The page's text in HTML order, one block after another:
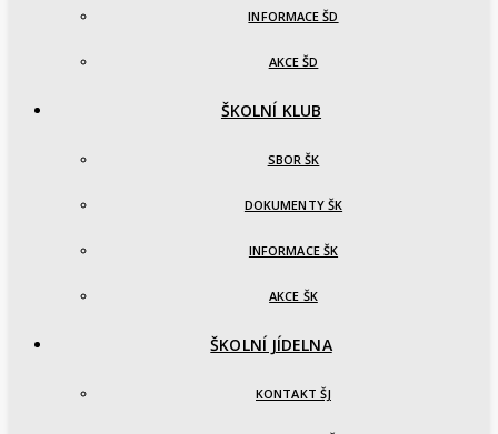
INFORMACE ŠD
AKCE ŠD
ŠKOLNÍ KLUB
SBOR ŠK
DOKUMENTY ŠK
INFORMACE ŠK
AKCE ŠK
ŠKOLNÍ JÍDELNA
KONTAKT ŠJ